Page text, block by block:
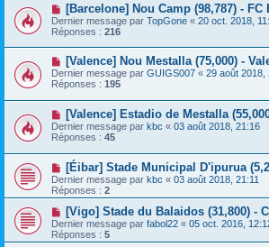
[Barcelone] Nou Camp (98,787) - FC
Dernier message par TopGone « 20 oct. 2018,
Réponses : 216
[Valence] Nou Mestalla (75,000) -
Dernier message par GUIGS007 « 29 août 2018,
Réponses : 195
[Valence] Estadio de Mestalla
Dernier message par kbc « 03 août 2018, 21:16
Réponses : 45
[Éibar] Stade Municipal D'ipurua
Dernier message par kbc « 03 août 2018, 21:11
Réponses : 2
[Vigo] Stade du Balaidos (31,800) -
Dernier message par fabol22 « 05 oct. 2016,
Réponses : 5